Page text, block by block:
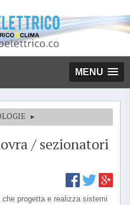
MENU
▸
/ sezionatori
progetta e realizza sistemi